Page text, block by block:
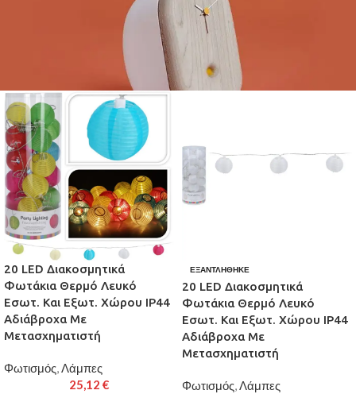
20 LED Διακοσμητικά
Φωτάκια Θερμό Λευκό
Εσωτ. Και Εξωτ. Χώρου IP44
Αδιάβροχα Με
Μετασχηματιστή
Φωτισμός,Λάμπες
25,12 €
ΕΞΑΝΤΛΉΘΗΚΕ
20 LED Διακοσμητικά
Φωτάκια Θερμό Λευκό
Εσωτ. Και Εξωτ. Χώρου IP44
Αδιάβροχα Με
Μετασχηματιστή
Φωτισμός,Λάμπες